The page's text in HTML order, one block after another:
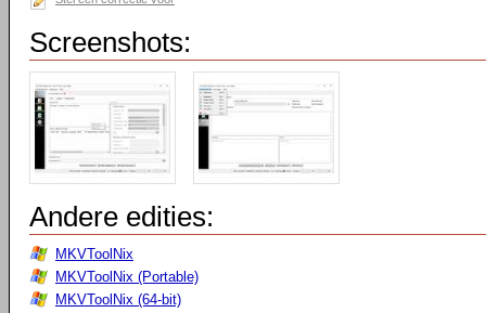
Screenshots:
Andere edities:
MKVToolNix
MKVToolNix (Portable)
MKVToolNix (64-bit)